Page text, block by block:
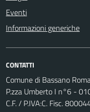
Eventi
Informazioni generiche
CONTATTI
Comune di Bassano
P.zza Umberto I n°6 -
C.F. / P.IVA:C. Fisc.